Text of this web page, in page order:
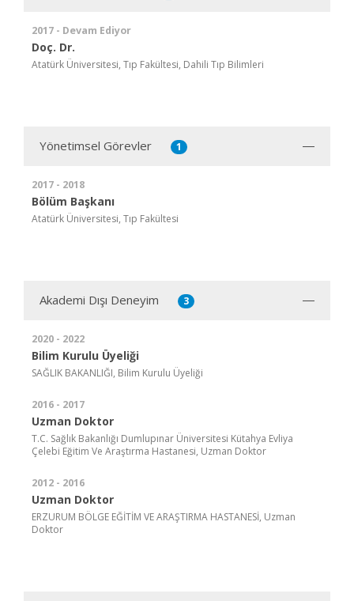
2017 - Devam Ediyor
Doç. Dr.
Atatürk Üniversitesi, Tıp Fakültesi, Dahili Tıp Bilimleri
Yönetimsel Görevler 1
2017 - 2018
Bölüm Başkanı
Atatürk Üniversitesi, Tıp Fakültesi
Akademi Dışı Deneyim 3
2020 - 2022
Bilim Kurulu Üyeliği
SAĞLIK BAKANLIĞI, Bilim Kurulu Üyeliği
2016 - 2017
Uzman Doktor
T.C. Sağlık Bakanlığı Dumlupınar Üniversitesi Kütahya Evliya
Çelebi Eğitim Ve Araştırma Hastanesi, Uzman Doktor
2012 - 2016
Uzman Doktor
ERZURUM BÖLGE EĞİTİM VE ARAŞTIRMA HASTANESİ, Uzman
Doktor